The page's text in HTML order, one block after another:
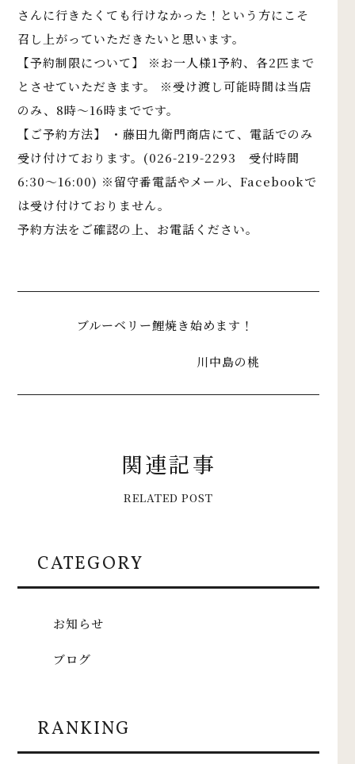
さんに行きたくても行けなかった！という方にこそ
召し上がっていただきたいと思います。
【予約制限について】 ※お一人様1予約、各2匹まで
とさせていただきます。 ※受け渡し可能時間は当店
のみ、8時〜16時までです。
【ご予約方法】 ・藤田九衛門商店にて、電話でのみ
受け付けております。(026-219-2293 受付時間
6:30〜16:00) ※留守番電話やメール、Facebookで
は受け付けておりません。
予約方法をご確認の上、お電話ください。
ブルーベリー鯉焼き始めます！
川中島の桃
関連記事
RELATED POST
CATEGORY
お知らせ
ブログ
RANKING